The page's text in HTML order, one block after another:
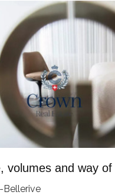
volumes and way of
Bellerive